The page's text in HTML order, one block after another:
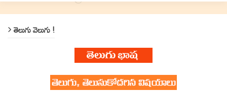
తెలుగు వెలుగు !